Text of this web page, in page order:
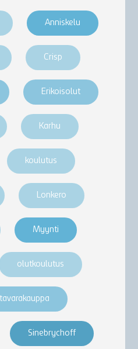
Anniskelu
Crisp
Erikoisolut
Karhu
koulutus
Lonkero
Myynti
olutkoulutus
Sinebrychoff